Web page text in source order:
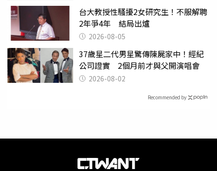
台大教授性騷擾2女研究生！不服解聘
2年爭4年 結局出爐
2026-08-05
37歲星二代男星驚傳陳屍家中！經紀
公司證實 2個月前才與父開演唱會
2026-08-02
Recommended by